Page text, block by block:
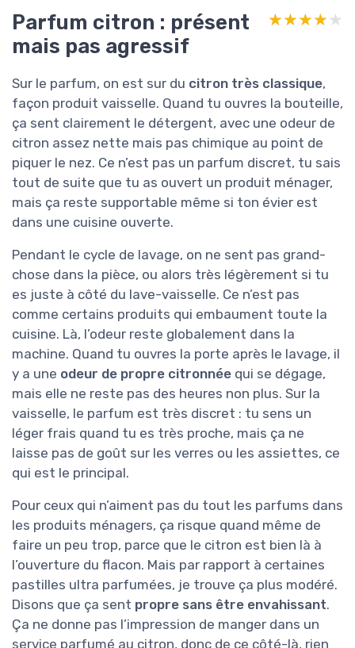
Parfum citron : présent
mais pas agressif
★★★★★
★★★★★
Sur le parfum, on est sur du citron très classique,
façon produit vaisselle. Quand tu ouvres la bouteille,
ça sent clairement le détergent, avec une odeur de
citron assez nette mais pas chimique au point de
piquer le nez. Ce n’est pas un parfum discret, tu sais
tout de suite que tu as ouvert un produit ménager,
mais ça reste supportable même si ton évier est
dans une cuisine ouverte.
Pendant le cycle de lavage, on ne sent pas grand-
chose dans la pièce, ou alors très légèrement si tu
es juste à côté du lave-vaisselle. Ce n’est pas
comme certains produits qui embaument toute la
cuisine. Là, l’odeur reste globalement dans la
machine. Quand tu ouvres la porte après le lavage, il
y a une odeur de propre citronnée qui se dégage,
mais elle ne reste pas des heures non plus. Sur la
vaisselle, le parfum est très discret : tu sens un
léger frais quand tu es très proche, mais ça ne
laisse pas de goût sur les verres ou les assiettes, ce
qui est le principal.
Pour ceux qui n’aiment pas du tout les parfums dans
les produits ménagers, ça risque quand même de
faire un peu trop, parce que le citron est bien là à
l’ouverture du flacon. Mais par rapport à certaines
pastilles ultra parfumées, je trouve ça plus modéré.
Disons que ça sent propre sans être envahissant.
Ça ne donne pas l’impression de manger dans un
service parfumé au citron, donc de ce côté-là, rien